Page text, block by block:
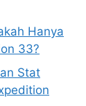
Hanya
33?
Stat